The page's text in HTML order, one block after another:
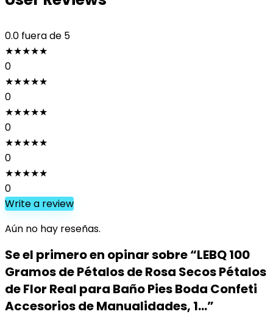
0.0 fuera de 5
★★★★★
0
★★★★★
0
★★★★★
0
★★★★★
0
★★★★★
0
Write a review
Aún no hay reseñas.
Se el primero en opinar sobre “LEBQ 100
Gramos de Pétalos de Rosa Secos Pétalos
de Flor Real para Baño Pies Boda Confeti
Accesorios de Manualidades, 1…”